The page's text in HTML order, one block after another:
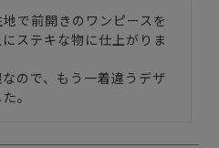
で前開きのワンピースを
ステキな物に仕上がりま
ので、もう一着違うデザ